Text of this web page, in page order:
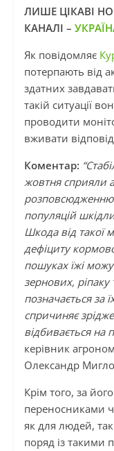
ЛИШЕ ЦІКАВІ
КАНАЛІ –
Як повідомляє
потерпають від
здатних
такій ситуації
проводити
вживати
Коментар:
жовтня сприяли
розповсюдженню
популяцій
Шкода від такої
дефіциту
пошуках їжі
зернових,
позначається за
спричиняє
відбивається на
керівник
Олександр
Крім того, за
переносниками
як для людей,
поряд із такими